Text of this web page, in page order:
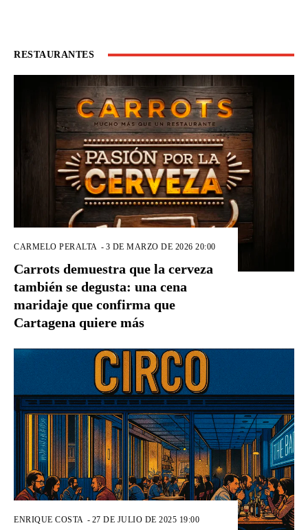
RESTAURANTES
CARMELO PERALTA - 3 DE MARZO DE 2026 20:00
Carrots demuestra que la cerveza
también se degusta: una cena
maridaje que confirma que
Cartagena quiere más
ENRIQUE COSTA - 27 DE JULIO DE 2025 19:00